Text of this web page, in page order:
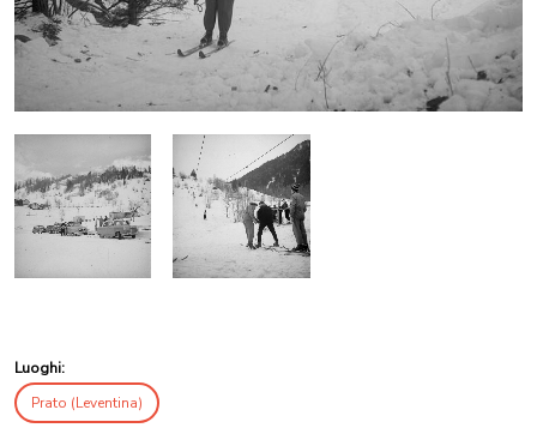
Luoghi:
Prato (Leventina)